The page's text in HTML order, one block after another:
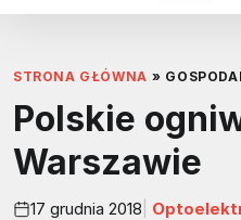
STRONA GŁÓWNA »
Polskie
Warszawie
17 grudnia 2018